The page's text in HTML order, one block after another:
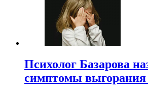
Психолог Базарова
симптомы выгорания